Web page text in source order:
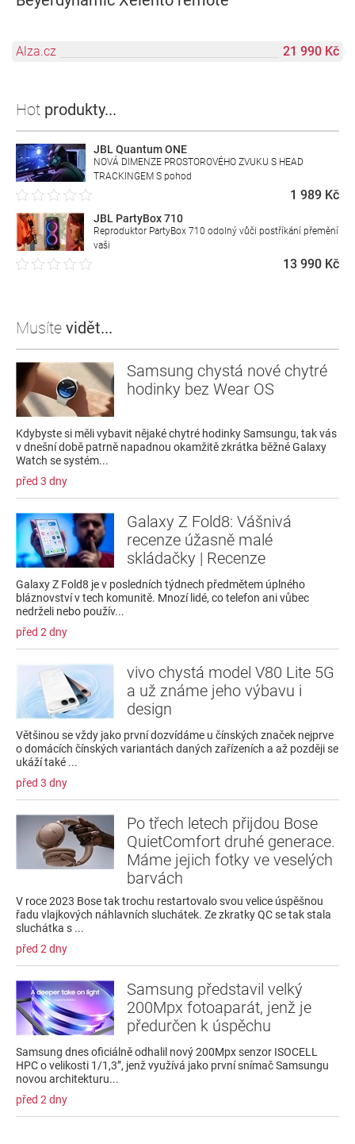
Alza.cz 21 990 Kč
Hot produkty...
JBL Quantum ONE
NOVÁ DIMENZE PROSTOROVÉHO ZVUKU S HEAD
TRACKINGEM S pohod
1 989 Kč
JBL PartyBox 710
Reproduktor PartyBox 710 odolný vůči postříkání přemění
vaši
13 990 Kč
Musíte vidět...
Samsung chystá nové chytré
hodinky bez Wear OS
Kdybyste si měli vybavit nějaké chytré hodinky Samsungu, tak vás
v dnešní době patrně napadnou okamžitě zkrátka běžné Galaxy
Watch se systém...
před 3 dny
Galaxy Z Fold8: Vášnivá
recenze úžasně malé
skládačky | Recenze
Galaxy Z Fold8 je v posledních týdnech předmětem úplného
bláznovství v tech komunitě. Mnozí lidé, co telefon ani vůbec
nedrželi nebo použív...
před 2 dny
vivo chystá model V80 Lite 5G
a už známe jeho výbavu i
design
Většinou se vždy jako první dozvídáme u čínských značek nejprve
o domácích čínských variantách daných zařízeních a až později se
ukáží také ...
před 3 dny
Po třech letech přijdou Bose
QuietComfort druhé generace.
Máme jejich fotky ve veselých
barvách
V roce 2023 Bose tak trochu restartovalo svou velice úspěšnou
řadu vlajkových náhlavních sluchátek. Ze zkratky QC se tak stala
sluchátka s ...
před 2 dny
Samsung představil velký
200Mpx fotoaparát, jenž je
předurčen k úspěchu
Samsung dnes oficiálně odhalil nový 200Mpx senzor ISOCELL
HPC o velikosti 1/1,3”, jenž využívá jako první snímač Samsungu
novou architekturu...
před 2 dny